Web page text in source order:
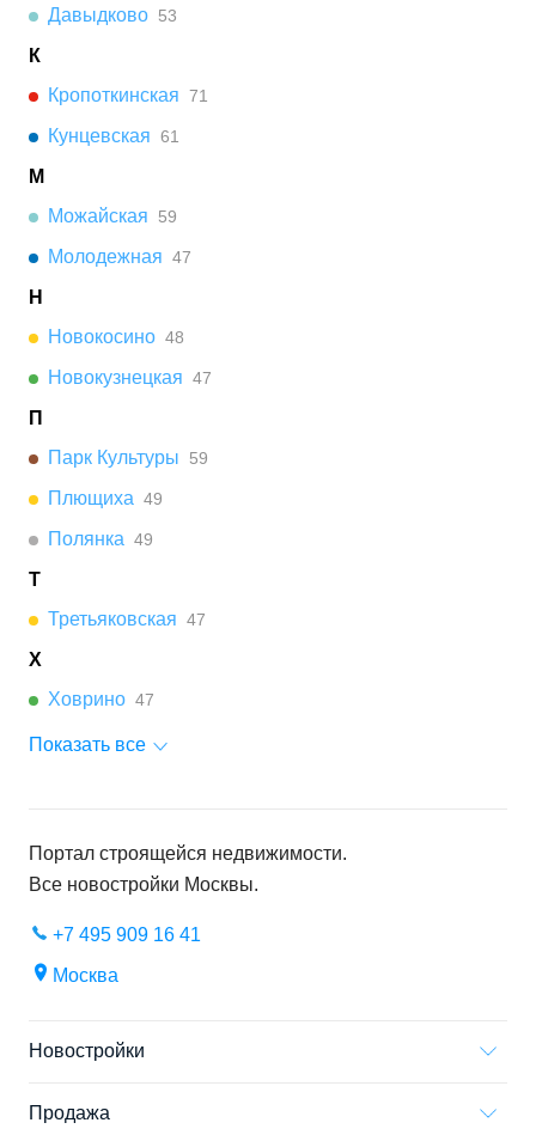
Давыдково 53
К
Кропоткинская 71
Кунцевская 61
М
Можайская
59
Молодежная 47
Н
Новокосино 48
Новокузнецкая 47
П
Парк Культуры
59
Плющиха 49
Полянка 49
Т
Третьяковская 47
Х
Ховрино 47
Показать все
Портал строящейся недвижимости.
Все новостройки Москвы.
+7 495 909 16 41
Москва
Новостройки
Продажа